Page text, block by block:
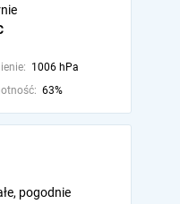
1006 hPa
63%
pogodnie